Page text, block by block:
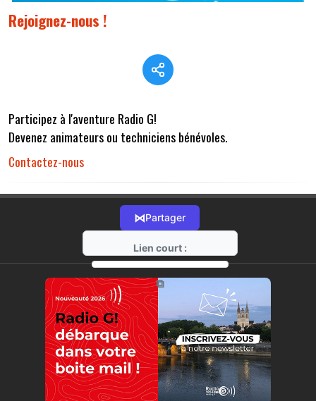
Rejoignez-nous !
Participez à l'aventure Radio G!
Devenez animateurs ou techniciens bénévoles.
Contactez-nous
⋈Partager
Lien court :
https://radio-g.fr?r32
⧉